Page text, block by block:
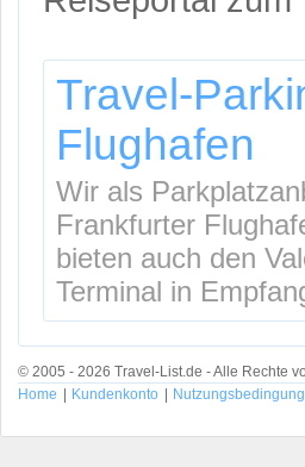
Travel-
Flughafen
Wir als
Frankfurter
bieten auch den
Terminal in
© 2005 - 2026 Travel-List.de - Alle Rechte
Home
Kundenkonto